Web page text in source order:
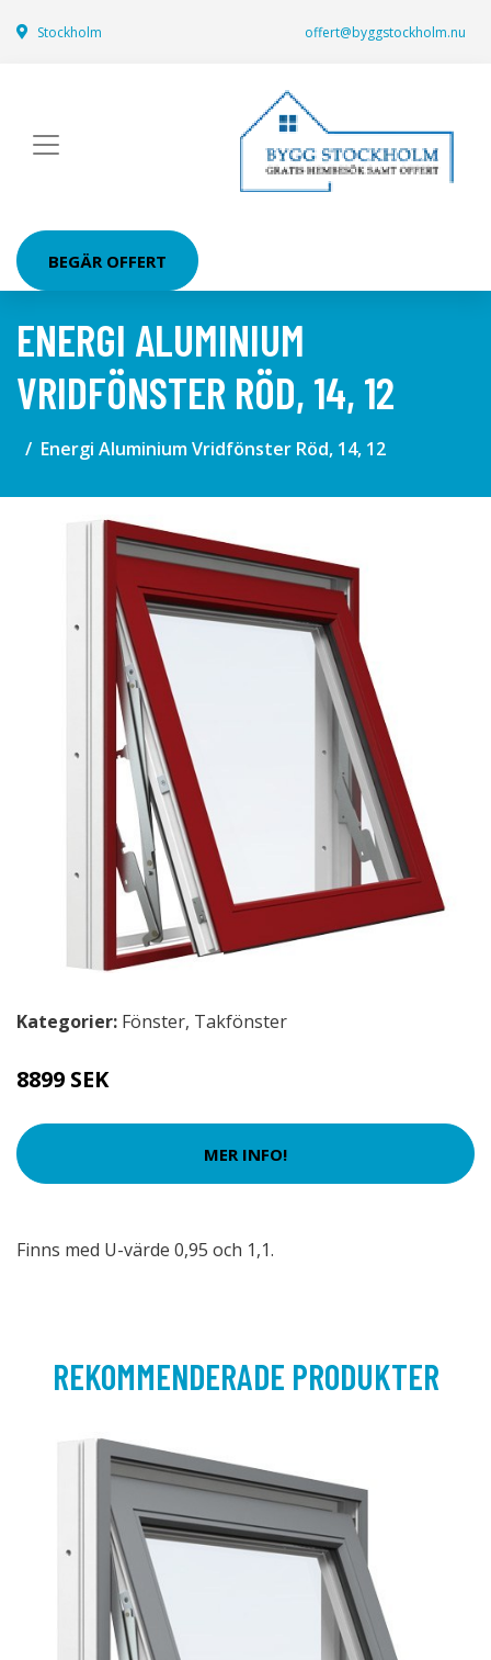
Stockholm offert@byggstockholm.nu
BEGÄR OFFERT
ENERGI ALUMINIUM
VRIDFÖNSTER RÖD, 14, 12
Energi Aluminium Vridfönster Röd, 14, 12
Kategorier: Fönster, Takfönster
8899 SEK
MER INFO!
Finns med U-värde 0,95 och 1,1.
REKOMMENDERADE PRODUKTER